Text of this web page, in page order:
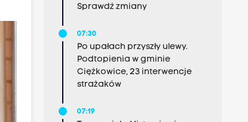
Sprawdź zmiany
07:30
Po upałach przyszły ulewy.
Podtopienia w gminie
Ciężkowice, 23 interwencje
strażaków
07:19